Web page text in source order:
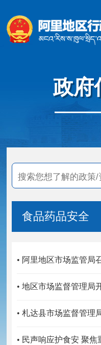
政府
食品药品安全
• 民声响应护食安 聚焦